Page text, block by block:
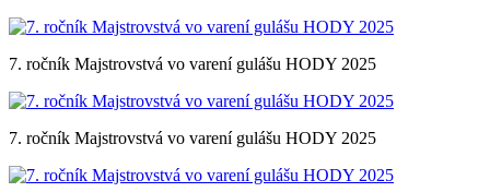
7. ročník Majstrovstvá vo varení gulášu HODY 2025
7. ročník Majstrovstvá vo varení gulášu HODY 2025